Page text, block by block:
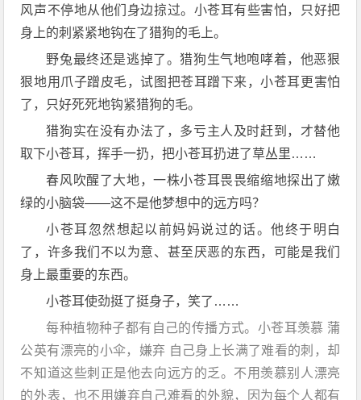
风声不停地从他们身边掠过。小苍耳有些害怕，只好把
身上的刺紧紧地钩在了猎狗的毛上。
野兔最终还是逃掉了。猎狗生气地咆哮着，他恶狠
狠地用爪子蹭皮毛，试图把苍耳蹭下来，小苍耳更害怕
了，只好死死地钩紧猎狗的毛。
猎狗实在没有办法了，多亏主人及时赶到，才替他
取下小苍耳，挥手一扔，把小苍耳扔进了草丛里……
春风吹醒了大地，一株小苍耳畏畏缩缩地探出了嫩
绿的小脑袋——这不是他梦想中的远方吗？
小苍耳忽然想起以前妈妈说过的话。他终于明白
了，许多我们不以为意、甚至厌恶的东西，可能是我们
身上最重要的东西。
小苍耳使劲挺了挺身子，笑了……
每种植物种子都有自己的传播方式。小苍耳羡慕 蒲
公英有漂亮的小伞，嫌弃 自己身上长满了难看的刺，却
不知道这些刺正是他去向远方的乏。不用羡慕别人漂亮
的外表，也不用嫌弃自己难看的外貌，因为每个人都有